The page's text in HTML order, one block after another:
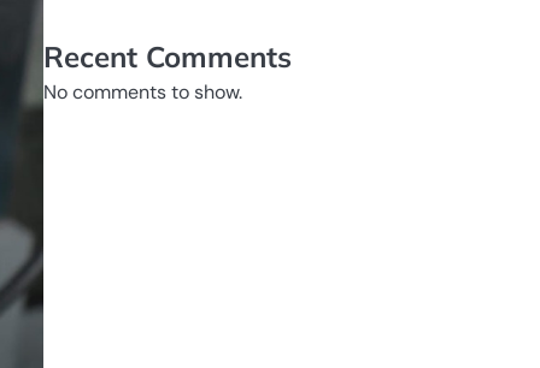
Recent Comments
No comments to show.